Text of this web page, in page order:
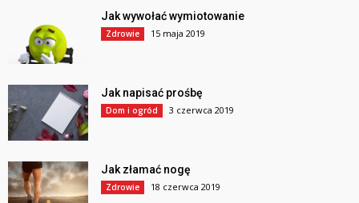
Jak wywołać wymiotowanie
Zdrowie 15 maja 2019
Jak napisać prośbę
Dom i ogród 3 czerwca 2019
Jak złamać nogę
Zdrowie 18 czerwca 2019